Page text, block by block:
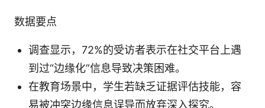
数据要点
调查显示，72%的受访者表示在社交平台上遇
到过“边缘化”信息导致决策困难。
在教育场景中，学生若缺乏证据评估技能，容
易被冲突边缘信息误导而放弃深入探究。